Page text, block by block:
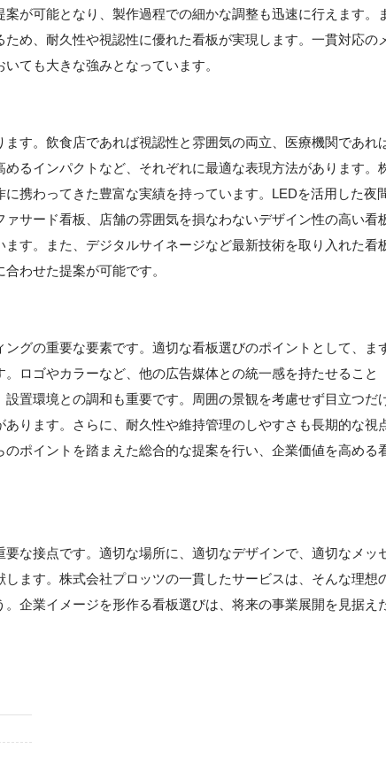
が可能となり、製作過程での細かな調整も迅速に行えます。
め、耐久性や視認性に優れた看板が実現します。一貫対応の
ても大きな強みとなっています。
す。飲食店であれば視認性と雰囲気の両立、医療機関であれ
るインパクトなど、それぞれに最適な表現方法があります。
携わってきた豊富な実績を持っています。LEDを活用した夜
サード看板、店舗の雰囲気を損なわないデザイン性の高い看
す。また、デジタルサイネージなど最新技術を取り入れた看
わせた提案が可能です。
グの重要な要素です。適切な看板選びのポイントとして、ま
ロゴやカラーなど、他の広告媒体との統一感を持たせること
置環境との調和も重要です。周囲の景観を考慮せず目立つだ
ります。さらに、耐久性や維持管理のしやすさも長期的な視
ポイントを踏まえた総合的な提案を行い、企業価値を高める
な接点です。適切な場所に、適切なデザインで、適切なメッ
ます。株式会社プロッツの一貫したサービスは、そんな理想
企業イメージを形作る看板選びは、将来の事業展開を見据え